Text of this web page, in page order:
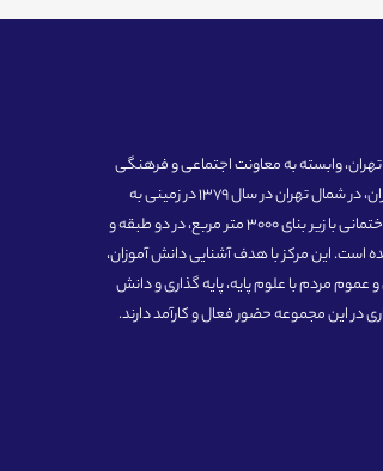
وابسته به معاونت اجتماعی و فرهنگی
شهرداری منطقه یک تهران، در شمال تهران در سال 1379 در زمینی به
مساحت 6000 متر مربع و ساختمانی با زیر بنای 3000 متر مربع، در دو طبقه و
است. این مرکز با هدف آشنایی دانش آموزان،
مردم با علوم پایه، پایه گذاری و دانش
در این مجموعه حضور فعال و کارآمد دارند.